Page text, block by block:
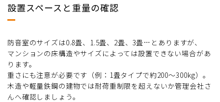
設置スペースと重量の確認
防音室のサイズは0.8畳、1.5畳、2畳、3畳…とありますが、
マンションの床構造やサイズによっては設置できない場合があ
ります。
重さにも注意が必要です（例：1畳タイプで約200～300kg）。
木造や軽量鉄鋼の建物では耐荷重制限を超えないか管理会社さ
んへ確認しましょう。